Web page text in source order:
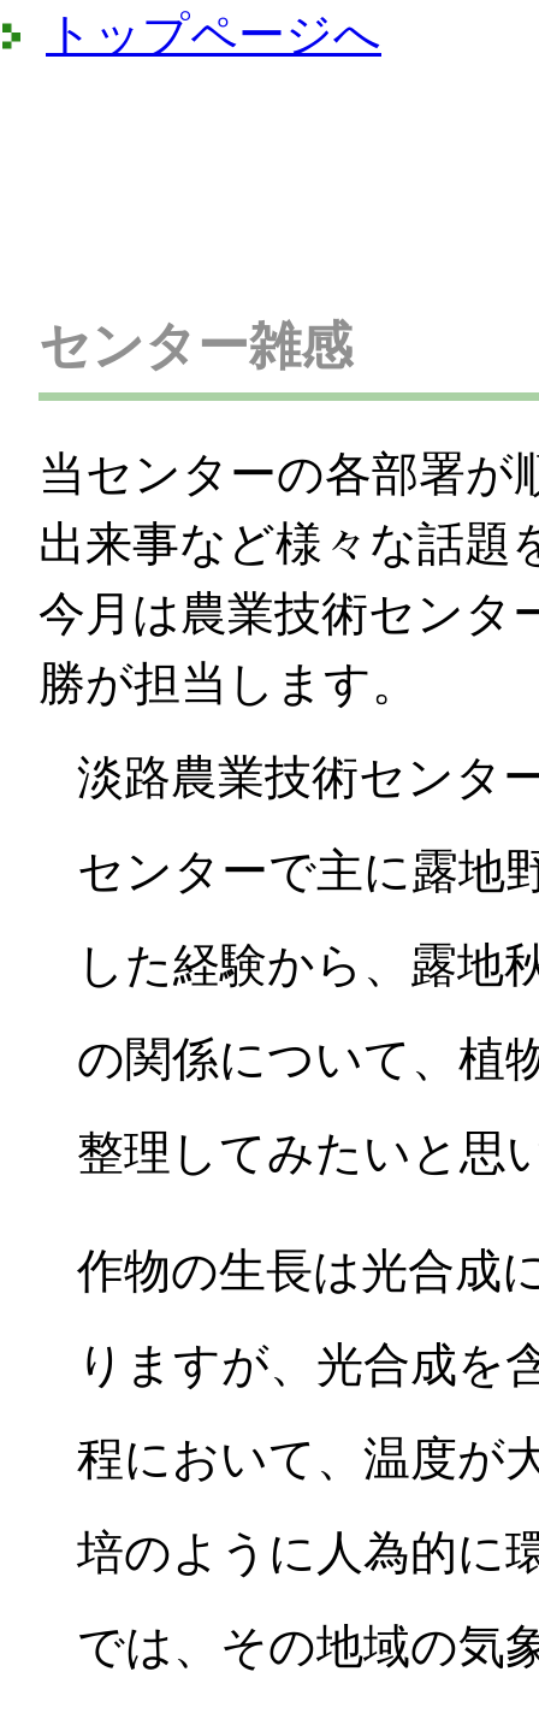
トップページへ
センター雑感
当センターの各部署が
出来事など様々な話題
今月は農業技術セン
勝が担当します。
淡路農業技術センタ
センターで主に露地
した経験から、露地
の関係について、植
整理してみたいと思
作物の生長は光合成
りますが、光合成を
程において、温度が
培のように人為的に
では、その地域の気